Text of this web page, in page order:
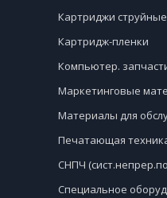
Картриджи струйные
Картридж-пленки
Компьютер.
Маркетинговые
Материалы для
Печатающая
СНПЧ
Специальное